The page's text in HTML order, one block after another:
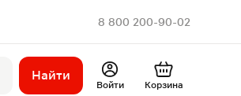
8 800 200-90-02
Найти
Войти Корзина